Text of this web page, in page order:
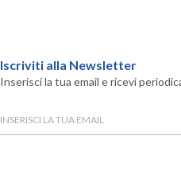
Iscriviti alla Newsletter
Inserisci la tua email e ricevi